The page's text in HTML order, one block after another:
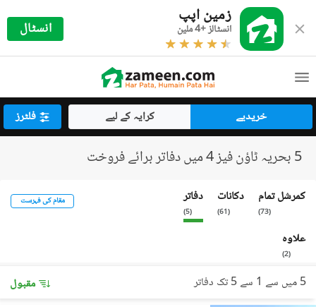
زمین اپپ
انسٹالز +4 ملین انسٹال
خریدیے کرایہ کے لیے فلٹرز
5 بحریہ ٹاؤن فیز 4 میں دفاتر برائے فروخت
کمرشل تمام
(
73
)
دکانات
(
61
)
دفاتر
(
5
)
علاوہ
(
2
)
مقام کی فہرست
5 میں سے 1 سے 5 تک دفاتر مقبول